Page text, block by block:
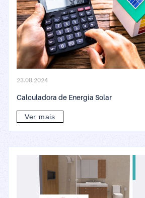
23.08.2024
Calculadora de Energia Solar
Ver mais